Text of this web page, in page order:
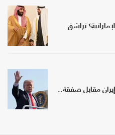
تراشق
مقابل صفقة..